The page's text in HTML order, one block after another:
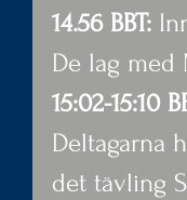
14.56 BBT:
De lag med
15:02-15:10
Deltagarna
det tävling